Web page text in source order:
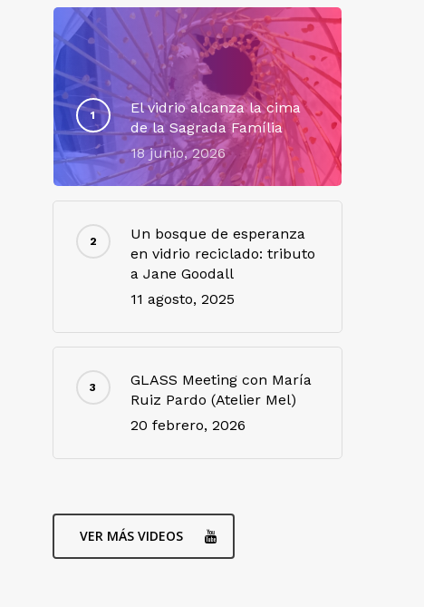
El vidrio alcanza la cima
de la Sagrada Família
18 junio, 2026
Un bosque de esperanza
en vidrio reciclado: tributo
a Jane Goodall
11 agosto, 2025
GLASS Meeting con María
Ruiz Pardo (Atelier Mel)
20 febrero, 2026
VER MÁS VIDEOS